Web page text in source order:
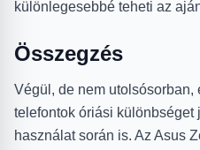
különlegesebbé teheti az
Összegzés
Végül, de nem utolsósorban,
telefontok óriási különbséget
használat során is. Az Asus